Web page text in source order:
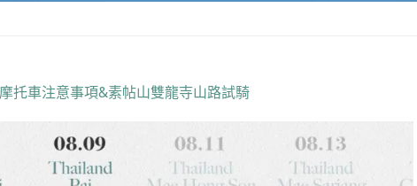
托車注意事項&素帖山雙龍寺山路試騎